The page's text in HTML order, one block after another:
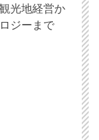
光地経営か
ジーまで